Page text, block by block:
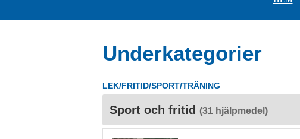
Underkategorier
LEK/FRITID/SPORT/TRÄNING
Sport och fritid (31 hjälpmedel)